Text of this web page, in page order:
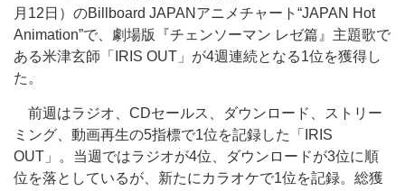
月12日）のBillboard JAPANアニメチャート“JAPAN Hot
Animation”で、劇場版『チェンソーマン レゼ篇』主題歌で
ある米津玄師「IRIS OUT」が4週連続となる1位を獲得し
た。
前週はラジオ、CDセールス、ダウンロード、ストリー
ミング、動画再生の5指標で1位を記録した「IRIS
OUT」。当週ではラジオが4位、ダウンロードが3位に順
位を落としているが、新たにカラオケで1位を記録。総獲